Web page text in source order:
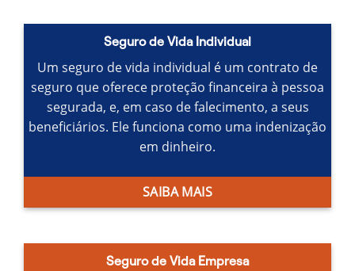
Seguro de Vida Individual
Um seguro de vida individual é um contrato de
seguro que oferece proteção financeira à pessoa
segurada, e, em caso de falecimento, a seus
beneficiários. Ele funciona como uma indenização
em dinheiro.
SAIBA MAIS
Seguro de Vida Empresa